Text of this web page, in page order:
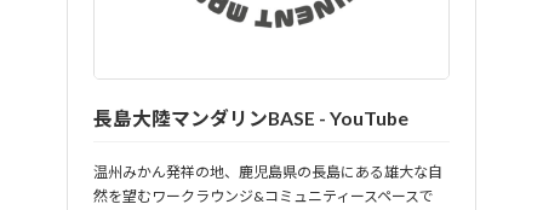
長島大陸マンダリンBASE - YouTube
温州みかん発祥の地、鹿児島県の長島にある雄大な自
然を望むワークラウンジ&コミュニティースペースで